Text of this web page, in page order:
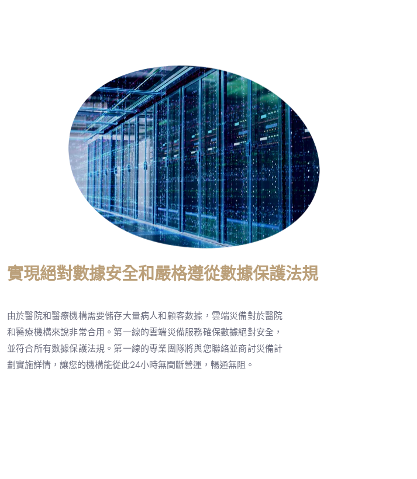
實現絕對數據安全和嚴格遵從數據保護法規
由於醫院和醫療機構需要儲存大量病人和顧客數據，雲端災備對於醫院
和醫療機構來說非常合用。第一線的雲端災備服務確保數據絕對安全，
並符合所有數據保護法規。第一線的專業團隊將與您聯絡並商討災備計
劃實施詳情，讓您的機構能從此24小時無間斷營運，暢通無阻。